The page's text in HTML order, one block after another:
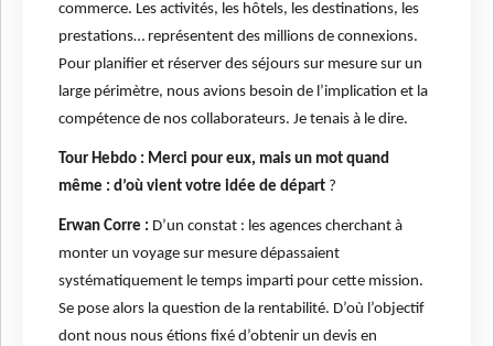
commerce. Les activités, les hôtels, les destinations, les
prestations… représentent des millions de connexions.
Pour planifier et réserver des séjours sur mesure sur un
large périmètre, nous avions besoin de l’implication et la
compétence de nos collaborateurs. Je tenais à le dire.
Tour Hebdo : Merci pour eux, mais un mot quand
même : d’où vient votre idée de départ ?
Erwan Corre : D’un constat : les agences cherchant à
monter un voyage sur mesure dépassaient
systématiquement le temps imparti pour cette mission.
Se pose alors la question de la rentabilité. D’où l’objectif
dont nous nous étions fixé d’obtenir un devis en